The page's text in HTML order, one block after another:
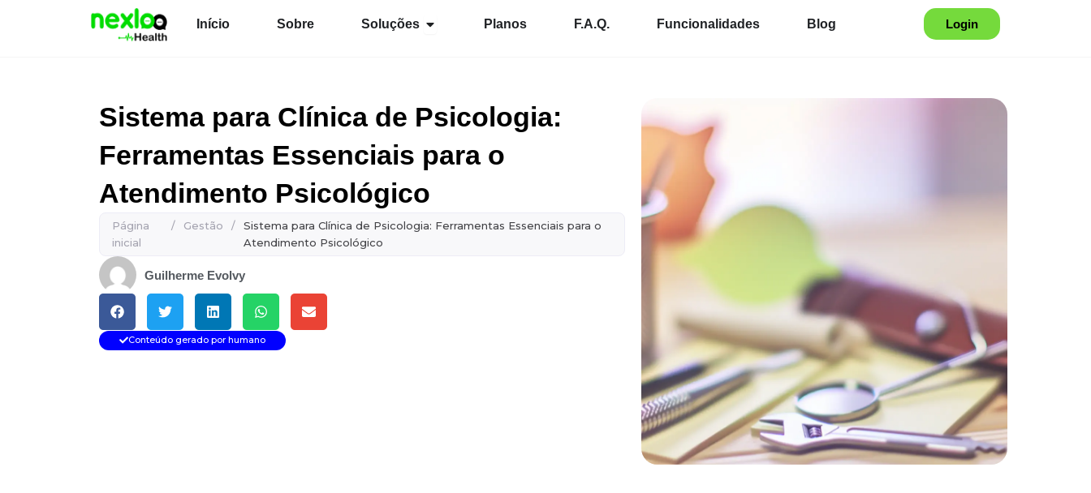
Início Sobre Soluções Abrir Soluções
Planos F.A.Q. Funcionalidades Blog Login
Sistema para Clínica de Psicologia:
Ferramentas Essenciais para o
Atendimento Psicológico
Página
inicial
/ Gestão /
Sistema para Clínica de Psicologia: Ferramentas Essenciais para o
Atendimento Psicológico
Guilherme Evolvy
Conteúdo gerado por humano